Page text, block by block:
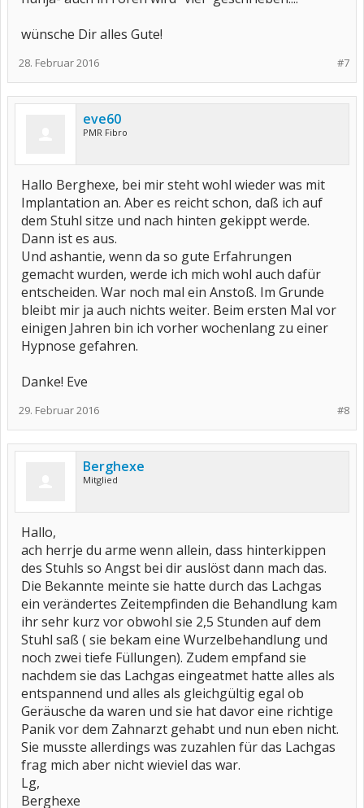
wünsche Dir alles Gute!
#7
28. Februar 2016
eve60
PMR Fibro
Hallo Berghexe, bei mir steht wohl wieder was mit
Implantation an. Aber es reicht schon, daß ich auf
dem Stuhl sitze und nach hinten gekippt werde.
Dann ist es aus.
Und ashantie, wenn da so gute Erfahrungen
gemacht wurden, werde ich mich wohl auch dafür
entscheiden. War noch mal ein Anstoß. Im Grunde
bleibt mir ja auch nichts weiter. Beim ersten Mal vor
einigen Jahren bin ich vorher wochenlang zu einer
Hypnose gefahren.
Danke! Eve
#8
29. Februar 2016
Berghexe
Mitglied
Hallo,
ach herrje du arme wenn allein, dass hinterkippen
des Stuhls so Angst bei dir auslöst dann mach das.
Die Bekannte meinte sie hatte durch das Lachgas
ein verändertes Zeitempfinden die Behandlung kam
ihr sehr kurz vor obwohl sie 2,5 Stunden auf dem
Stuhl saß ( sie bekam eine Wurzelbehandlung und
noch zwei tiefe Füllungen). Zudem empfand sie
nachdem sie das Lachgas eingeatmet hatte alles als
entspannend und alles als gleichgültig egal ob
Geräusche da waren und sie hat davor eine richtige
Panik vor dem Zahnarzt gehabt und nun eben nicht.
Sie musste allerdings was zuzahlen für das Lachgas
frag mich aber nicht wieviel das war.
Lg,
Berghexe